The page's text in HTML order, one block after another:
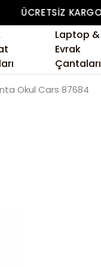
Laptop &
Evrak
Çantaları
Okul Cars 87684